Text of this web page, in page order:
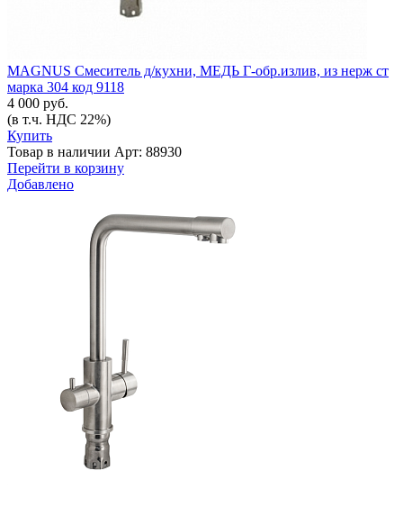
MAGNUS Смеситель д/кухни, МЕДЬ Г-обр.излив, из нерж ст
марка 304 код 9118
4 000 руб.
(в т.ч. НДС 22%)
Купить
Товар в наличии Арт: 88930
Перейти в корзину
Добавлено